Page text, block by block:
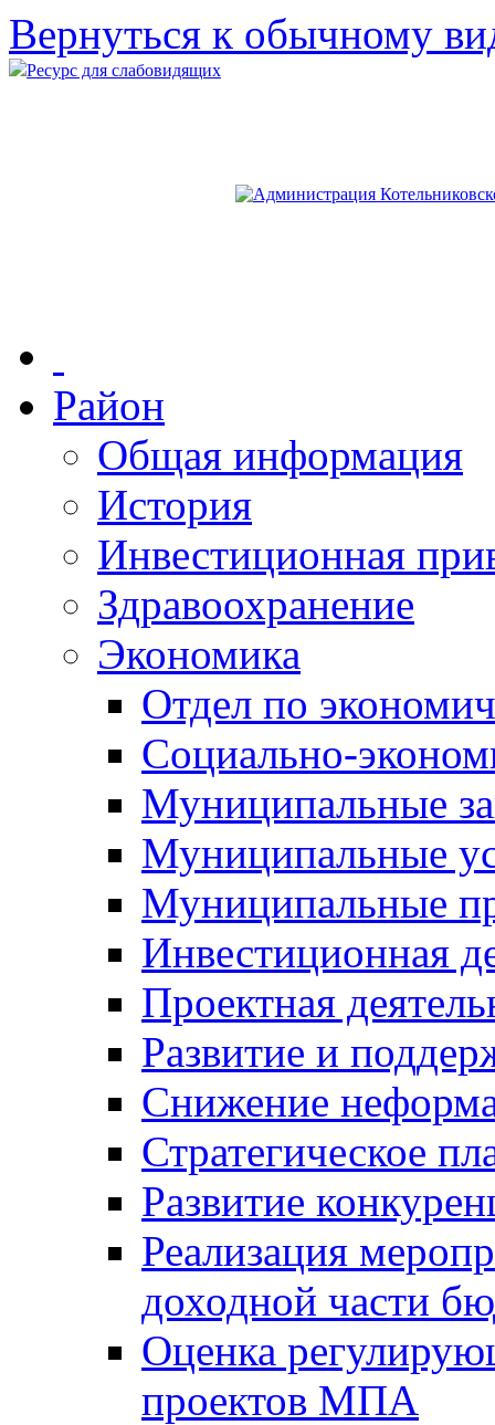
Вернуться к обычному
Ресурс для слабовидящих
Район
Общая информация
История
Инвестиционная
Здравоохранение
Экономика
Отдел по
Социально-
Муниципальные
Муниципальные
Муниципальные
Инвестиционная
Проектная
Развитие и
Снижение
Стратегическое
Развитие
Реализация
доходной части
Оценка
проектов МПА